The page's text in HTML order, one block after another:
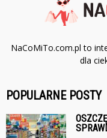
NaCoMiTo.com.pl to
dla
POPULARNE POSTY